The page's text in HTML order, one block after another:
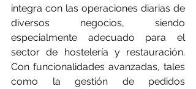
integra con las operaciones diarias de
diversos negocios, siendo
especialmente adecuado para el
sector de hostelería y restauración.
Con funcionalidades avanzadas, tales
como la gestión de pedidos